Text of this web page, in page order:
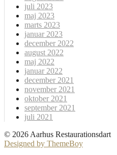
juli 2023
maj 2023
marts 2023
januar 2023
december 2022
august 2022
maj 2022
januar 2022
december 2021
november 2021
oktober 2021
september 2021
juli 2021
© 2026 Aarhus Restaurationsdart
Designed by ThemeBoy